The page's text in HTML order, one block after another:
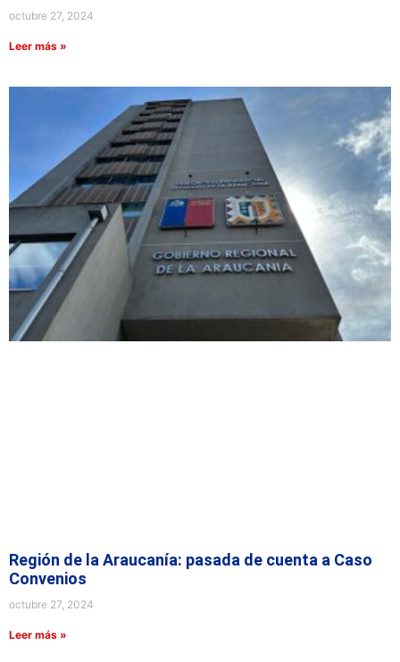
octubre 27, 2024
Leer más »
Región de la Araucanía: pasada de cuenta a Caso
Convenios
octubre 27, 2024
Leer más »